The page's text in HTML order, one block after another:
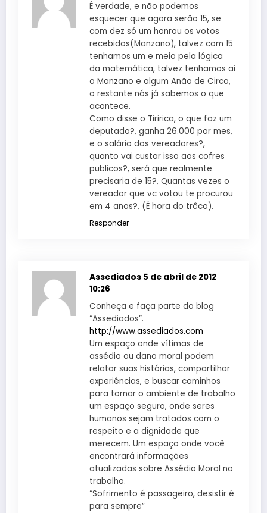
É verdade, e não podemos
esquecer que agora serão 15, se
com dez só um honrou os votos
recebidos(Manzano), talvez com 15
tenhamos um e meio pela lógica
da matemática, talvez tenhamos ai
o Manzano e algum Anão de Circo,
o restante nós já sabemos o que
acontece.
Como disse o Tiririca, o que faz um
deputado?, ganha 26.000 por mes,
e o salário dos vereadores?,
quanto vai custar isso aos cofres
publicos?, será que realmente
precisaria de 15?, Quantas vezes o
vereador que vc votou te procurou
em 4 anos?, (É hora do trôco).
Responder
Assediados 5 de abril de 2012
10:26
Conheça e faça parte do blog
“Assediados”.
http://www.assediados.com
Um espaço onde vítimas de
assédio ou dano moral podem
relatar suas histórias, compartilhar
experiências, e buscar caminhos
para tornar o ambiente de trabalho
um espaço seguro, onde seres
humanos sejam tratados com o
respeito e a dignidade que
merecem. Um espaço onde você
encontrará informações
atualizadas sobre Assédio Moral no
trabalho.
“Sofrimento é passageiro, desistir é
para sempre”